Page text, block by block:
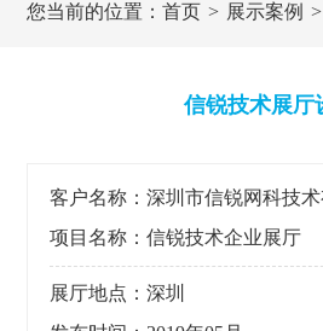
您当前的位置：首页 展示案例
信锐技术展厅
客户名称：深圳市信锐网科技术
项目名称：信锐技术企业展厅
展厅地点：深圳